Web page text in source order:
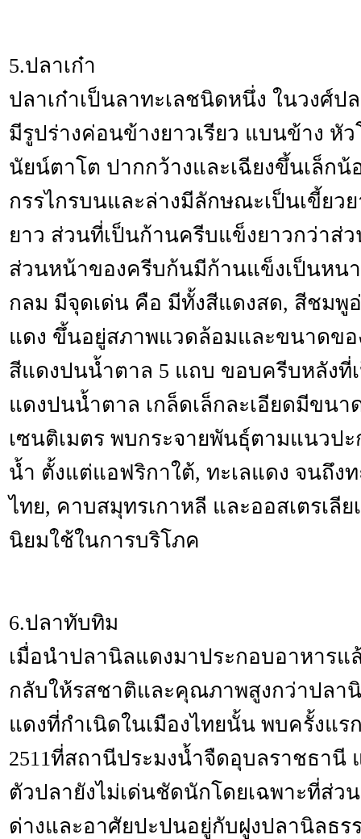
5.ปลาเก๋า
ปลาเก๋าเป็นลาทะเลชนิดหนึ่ง ในวงศ์ปล
มีรูปร่างค่อนข้างยาวเรียว แบนข้าง หั
นัยน์ตาโต ปากกว้างและเฉียงขึ้นเล็ก
กรรไกรบนและล่างมีลักษณะเป็นเขี้ยว
ยาว ส่วนที่เป็นก้านครีบแข็งยาวกว่าส่
ส่วนหน้าของครีบก้นมีก้านแข็งเป็นหน
กลม มีจุดเด่น คือ มีทั้งสีแดงสด, สีชมพู
แดง ขึ้นอยู่สภาพแวดล้อมและขนาดข
สีแดงปนน้ำตาล 5 แถบ ขอบครีบหลังที่
แดงปนน้ำตาล เกล็ดเล็กละเอียดมีขนา
เซนติเมตร พบกระจายพันธุ์ตามแนวป
น้ำ ตั้งแต่แอฟริกาใต้, ทะเลแดง จนถึง
ไทย, คาบสมุทรเกาหลี และออสเตรเลี
นิยมใช้ในการบริโภค
6.ปลาทับทิม
เมื่อนำปลานิลแดงมาประกอบอาหาร
กลับให้รสชาติและคุณภาพสูงกว่าปลา
แดงที่กำเนิดในเมืองไทยนั้น พบครั้งแร
2511ที่สถานีประมงน้ำจืดอุบลราชธา
ตัวปลายังไม่เด่นชัดนักโดยเฉพาะที่ส่ว
ด่างและอาศัยปะปนอยู่กับฝูงปลานิลธร